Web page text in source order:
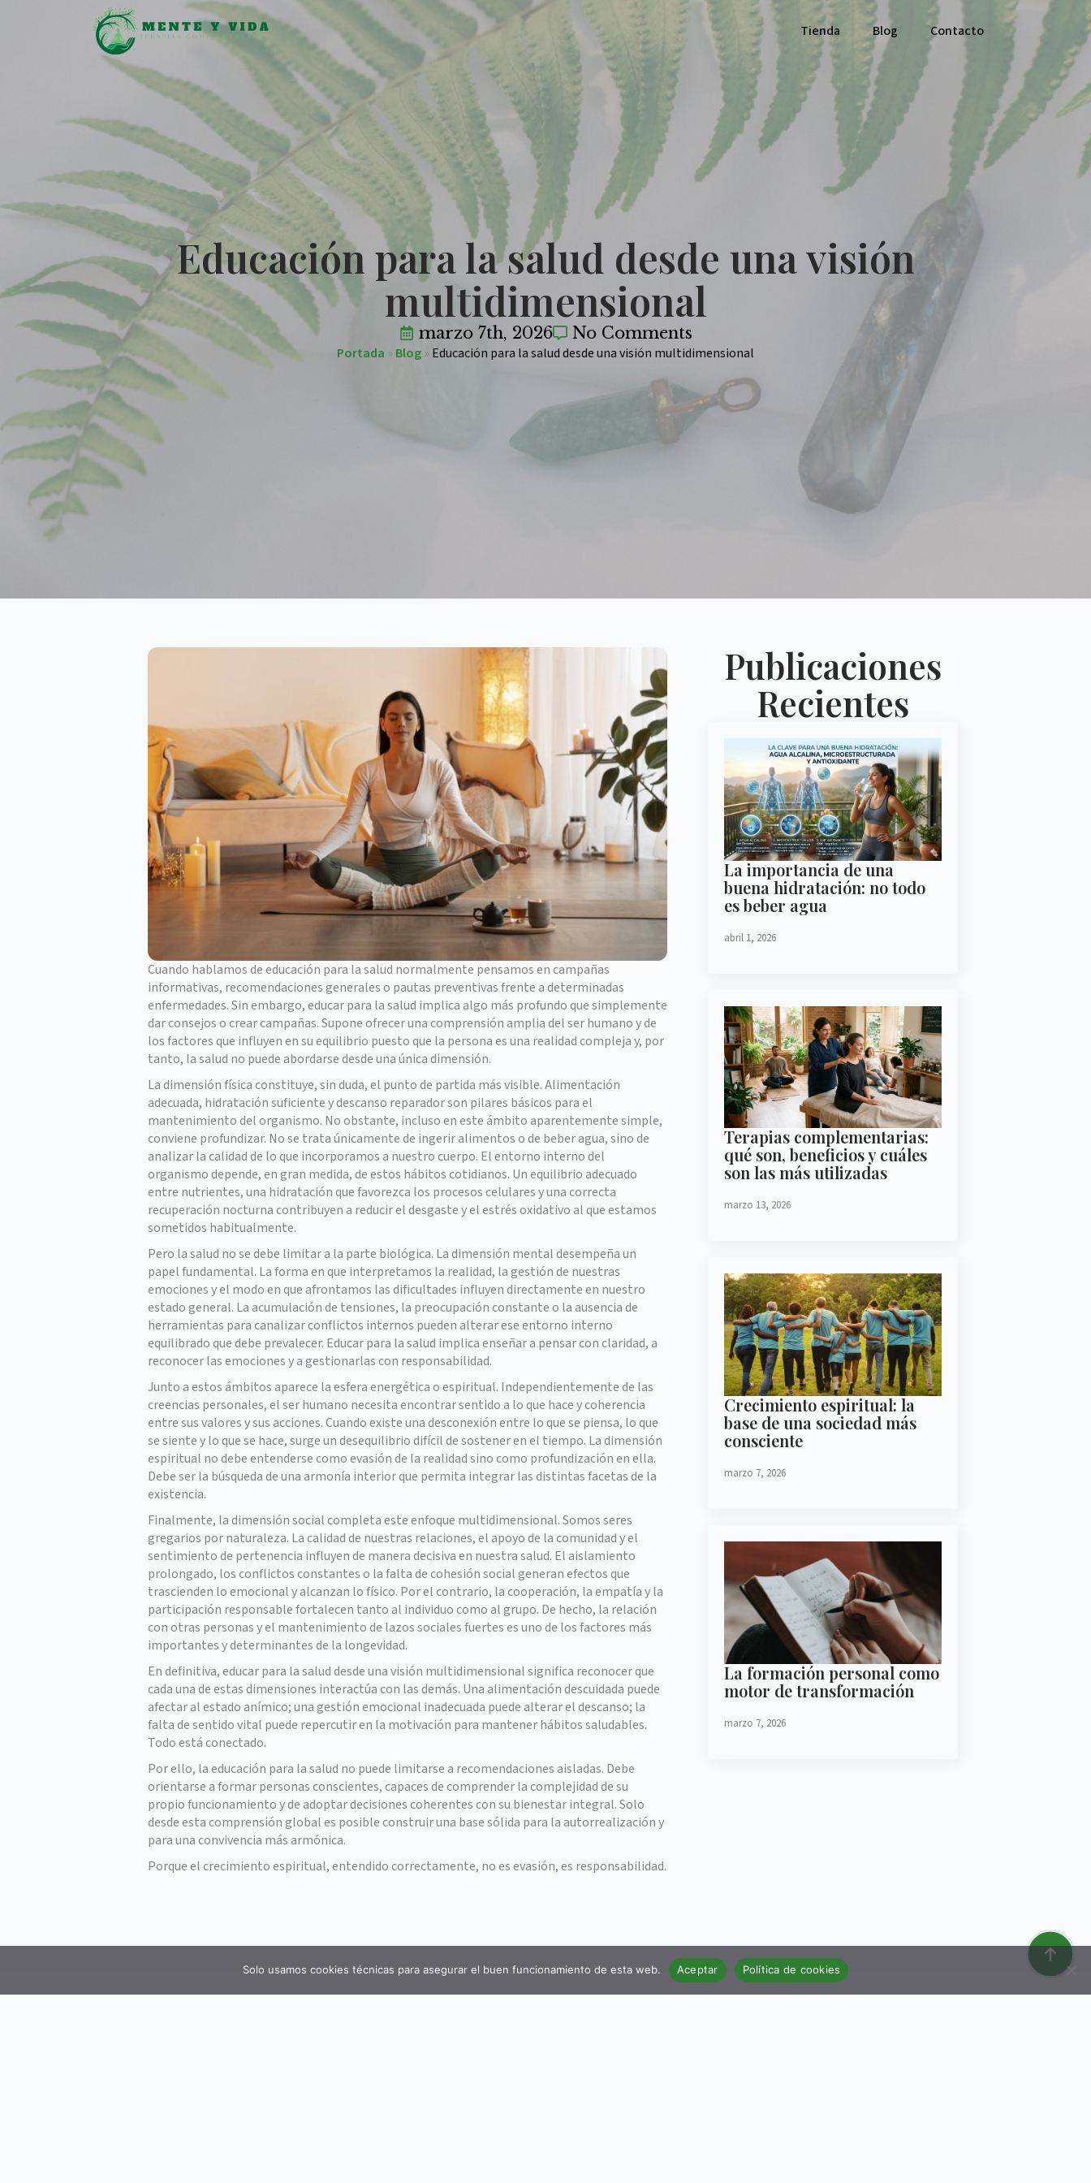
Tienda Blog Contacto
Educación para la salud desde una visión
multidimensional
marzo 7th, 2026 No Comments
Portada » Blog » Educación para la salud desde una visión multidimensional
Cuando hablamos de educación para la salud normalmente pensamos en campañas
informativas, recomendaciones generales o pautas preventivas frente a determinadas
enfermedades. Sin embargo, educar para la salud implica algo más profundo que simplemente
dar consejos o crear campañas. Supone ofrecer una comprensión amplia del ser humano y de
los factores que influyen en su equilibrio puesto que la persona es una realidad compleja y, por
tanto, la salud no puede abordarse desde una única dimensión.
La dimensión física constituye, sin duda, el punto de partida más visible. Alimentación
adecuada, hidratación suficiente y descanso reparador son pilares básicos para el
mantenimiento del organismo. No obstante, incluso en este ámbito aparentemente simple,
conviene profundizar. No se trata únicamente de ingerir alimentos o de beber agua, sino de
analizar la calidad de lo que incorporamos a nuestro cuerpo. El entorno interno del
organismo depende, en gran medida, de estos hábitos cotidianos. Un equilibrio adecuado
entre nutrientes, una hidratación que favorezca los procesos celulares y una correcta
recuperación nocturna contribuyen a reducir el desgaste y el estrés oxidativo al que estamos
sometidos habitualmente.
Pero la salud no se debe limitar a la parte biológica. La dimensión mental desempeña un
papel fundamental. La forma en que interpretamos la realidad, la gestión de nuestras
emociones y el modo en que afrontamos las dificultades influyen directamente en nuestro
estado general. La acumulación de tensiones, la preocupación constante o la ausencia de
herramientas para canalizar conflictos internos pueden alterar ese entorno interno
equilibrado que debe prevalecer. Educar para la salud implica enseñar a pensar con claridad, a
reconocer las emociones y a gestionarlas con responsabilidad.
Junto a estos ámbitos aparece la esfera energética o espiritual. Independientemente de las
creencias personales, el ser humano necesita encontrar sentido a lo que hace y coherencia
entre sus valores y sus acciones. Cuando existe una desconexión entre lo que se piensa, lo que
se siente y lo que se hace, surge un desequilibrio difícil de sostener en el tiempo. La dimensión
espiritual no debe entenderse como evasión de la realidad sino como profundización en ella.
Debe ser la búsqueda de una armonía interior que permita integrar las distintas facetas de la
existencia.
Finalmente, la dimensión social completa este enfoque multidimensional. Somos seres
gregarios por naturaleza. La calidad de nuestras relaciones, el apoyo de la comunidad y el
sentimiento de pertenencia influyen de manera decisiva en nuestra salud. El aislamiento
prolongado, los conflictos constantes o la falta de cohesión social generan efectos que
trascienden lo emocional y alcanzan lo físico. Por el contrario, la cooperación, la empatía y la
participación responsable fortalecen tanto al individuo como al grupo. De hecho, la relación
con otras personas y el mantenimiento de lazos sociales fuertes es uno de los factores más
importantes y determinantes de la longevidad.
En definitiva, educar para la salud desde una visión multidimensional significa reconocer que
cada una de estas dimensiones interactúa con las demás. Una alimentación descuidada puede
afectar al estado anímico; una gestión emocional inadecuada puede alterar el descanso; la
falta de sentido vital puede repercutir en la motivación para mantener hábitos saludables.
Todo está conectado.
Por ello, la educación para la salud no puede limitarse a recomendaciones aisladas. Debe
orientarse a formar personas conscientes, capaces de comprender la complejidad de su
propio funcionamiento y de adoptar decisiones coherentes con su bienestar integral. Solo
desde esta comprensión global es posible construir una base sólida para la autorrealización y
para una convivencia más armónica.
Porque el crecimiento espiritual, entendido correctamente, no es evasión, es responsabilidad.
Publicaciones
Recientes
La importancia de una
buena hidratación: no todo
es beber agua
abril 1, 2026
Terapias complementarias:
qué son, beneficios y cuáles
son las más utilizadas
marzo 13, 2026
Crecimiento espiritual: la
base de una sociedad más
consciente
marzo 7, 2026
La formación personal como
motor de transformación
marzo 7, 2026
Solo usamos cookies técnicas para asegurar el buen funcionamiento de esta web. Aceptar Política de cookies